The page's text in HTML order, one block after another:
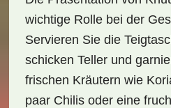
wichtige Rolle bei der
Servieren Sie die
schicken Tellerund
frischen Kräutern wie
paar Chilisoder eine